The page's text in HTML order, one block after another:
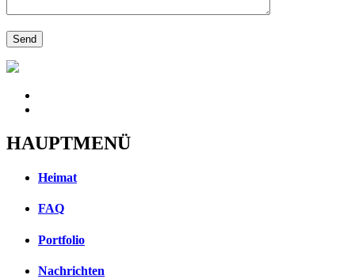
HAUPTMENÜ
Heimat
FAQ
Portfolio
Nachrichten